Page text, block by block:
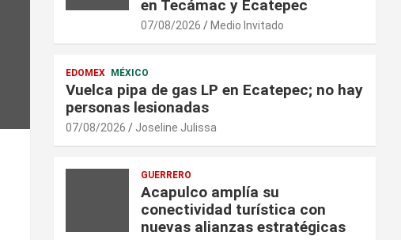
en Tecámac y Ecatepec
07/08/2026 Medio Invitado
EDOMEX MÉXICO
Vuelca pipa de gas LP en Ecatepec; no hay
personas lesionadas
07/08/2026 Joseline Julissa
GUERRERO
Acapulco amplía su
conectividad turística con
nuevas alianzas estratégicas